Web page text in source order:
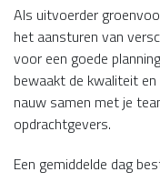
Als uitvoerder
het aansturen van
voor een goede
bewaakt de kwaliteit
nauw samen met je
opdrachtgevers.
Een gemiddelde dag